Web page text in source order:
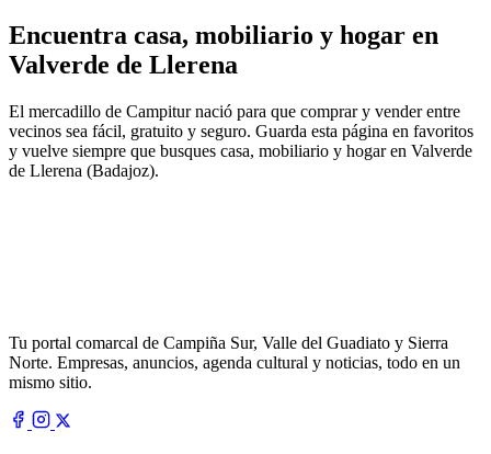
Encuentra casa, mobiliario y hogar en
Valverde de Llerena
El mercadillo de Campitur nació para que comprar y vender entre
vecinos sea fácil, gratuito y seguro. Guarda esta página en favoritos
y vuelve siempre que busques casa, mobiliario y hogar en Valverde
de Llerena (Badajoz).
Tu portal comarcal de Campiña Sur, Valle del Guadiato y Sierra
Norte. Empresas, anuncios, agenda cultural y noticias, todo en un
mismo sitio.